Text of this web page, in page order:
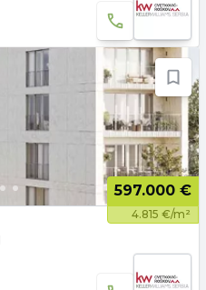
597.000 €
4.815 €/m²